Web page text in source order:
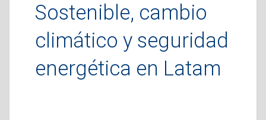
Sostenible, cambio
climático y seguridad
energética en Latam